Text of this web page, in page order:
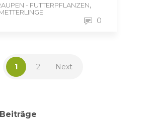
- FUTTERPFLANZEN,
0
1 2 Next